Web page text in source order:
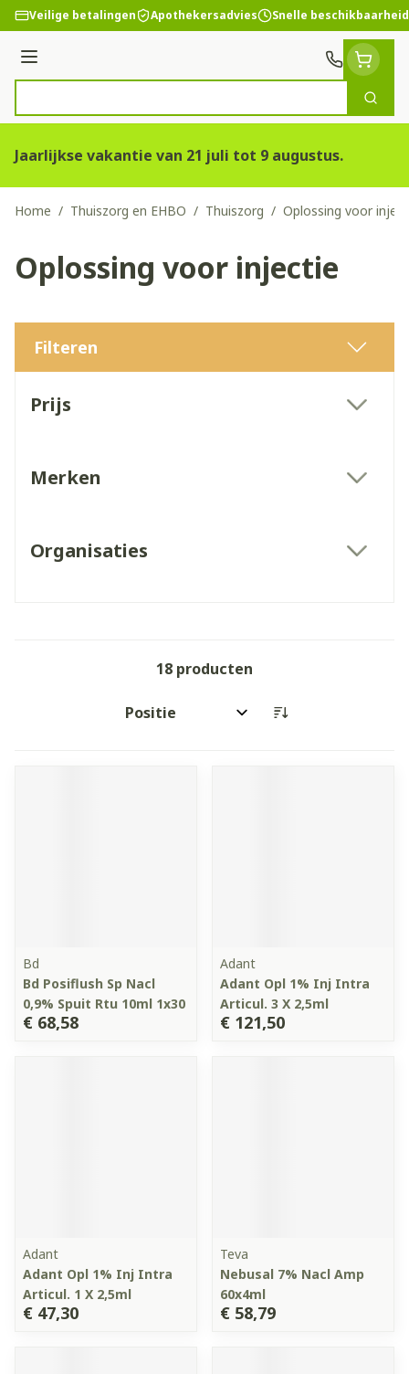
Ga naar de inhoud
Veilige betalingen Apothekersadvies Snelle beschikbaarheid
Menu
Zoek
Jaarlijkse vakantie van 21 juli tot 9 augustus.
Home / Thuiszorg en EHBO / Thuiszorg / Oplossing voor
Oplossing voor injectie
Filteren
Prijs
Merken
Organisaties
18 producten
Sorteer op:
Bd
Bd Posiflush Sp Nacl
0,9% Spuit Rtu 10ml 1x30
€ 68,58
Adant
Adant Opl 1% Inj Intra
Articul. 3 X 2,5ml
€ 121,50
Adant
Adant Opl 1% Inj Intra
Articul. 1 X 2,5ml
€ 47,30
Teva
Nebusal 7% Nacl Amp
60x4ml
€ 58,79